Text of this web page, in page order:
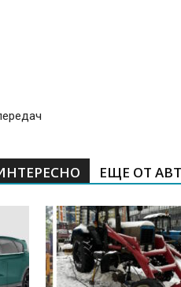
ЕЩЕ ОТ